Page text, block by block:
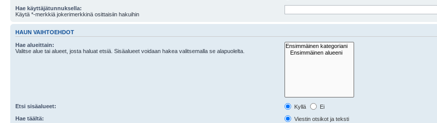
Hae käyttäjätunnuksella:
Käytä *-merkkiä jokerimerkkinä osittaisiin hakuihin
HAUN VAIHTOEHDOT
Hae alueittain:
Valitse alue tai alueet, josta haluat etsiä. Sisäalueet voidaan hakea valitsemalla se alapuolelta.
Etsi sisäalueet: Kyllä
Ei
Hae täältä:
Viestin otsikot ja teksti